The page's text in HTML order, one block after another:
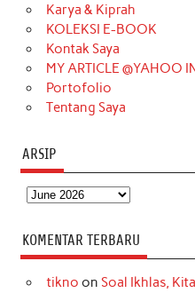
k
a
m
Karya & Kiprah
KOLEKSI E-BOOK
Kontak Saya
MY ARTICLE @YAHOO
Portofolio
Tentang Saya
ARSIP
Arsip
KOMENTAR TERBARU
tikno on Soal Ikhlas,